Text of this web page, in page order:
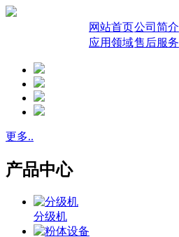
网站首页公司简介
应用领域售后服务
更多..
产品中心
分级机